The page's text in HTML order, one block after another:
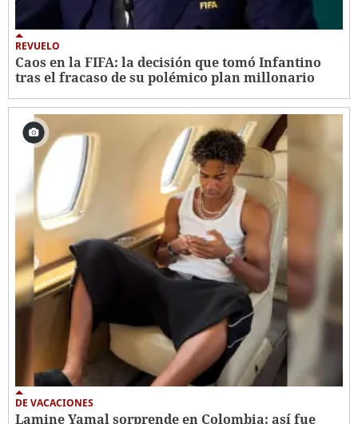
REVUELO
Caos en la FIFA: la decisión que tomó Infantino
tras el fracaso de su polémico plan millonario
DE VACACIONES
Lamine Yamal sorprende en Colombia: así fue